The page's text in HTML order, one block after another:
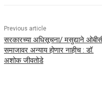
Previous article
सरकारच्या अधिसूचना/ मसुद्याने
समाजावर अन्याय होणार नाहीच : डॉ.
अशोक जीवतोडे